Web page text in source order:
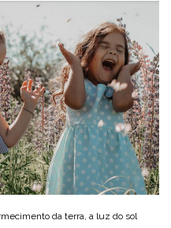
da terra, a luz do sol